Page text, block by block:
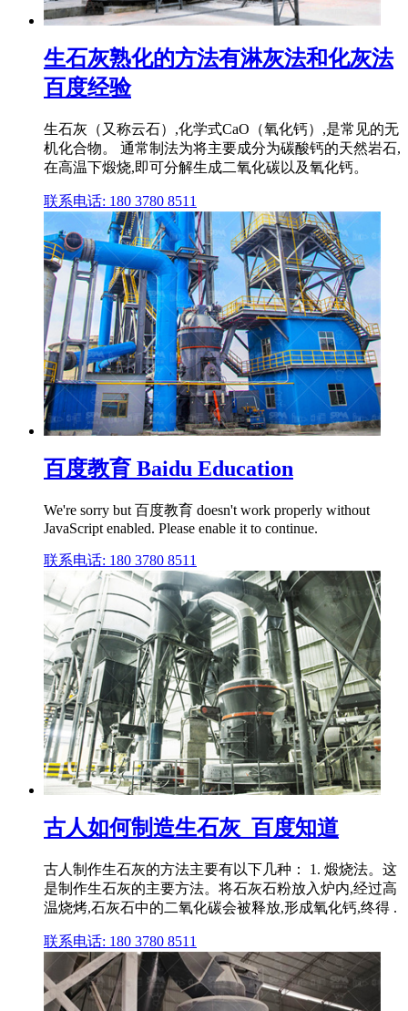
生石灰熟化的方法有淋灰法和化灰法
百度经验
生石灰（又称云石）,化学式CaO（氧化钙）,是常见的无
机化合物。 通常制法为将主要成分为碳酸钙的天然岩石,
在高温下煅烧,即可分解生成二氧化碳以及氧化钙。
联系电话: 180 3780 8511
百度教育 Baidu Education
We're sorry but 百度教育 doesn't work properly without
JavaScript enabled. Please enable it to continue.
联系电话: 180 3780 8511
古人如何制造生石灰_百度知道
古人制作生石灰的方法主要有以下几种： 1. 煅烧法。这
是制作生石灰的主要方法。将石灰石粉放入炉内,经过高
温烧烤,石灰石中的二氧化碳会被释放,形成氧化钙,终得 .
联系电话: 180 3780 8511